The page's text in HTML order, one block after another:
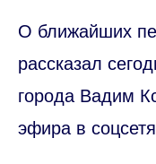
О ближайших
рассказал
города Вадим
эфира в